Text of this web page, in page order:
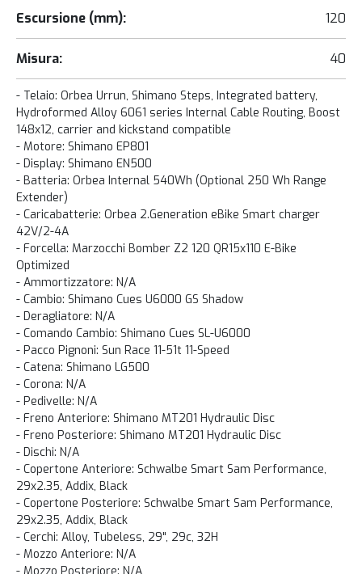
Escursione (mm): 120
Misura: 40
- Telaio: Orbea Urrun, Shimano Steps, Integrated battery,
Hydroformed Alloy 6061 series Internal Cable Routing, Boost
148x12, carrier and kickstand compatible
- Motore: Shimano EP801
- Display: Shimano EN500
- Batteria: Orbea Internal 540Wh (Optional 250 Wh Range
Extender)
- Caricabatterie: Orbea 2.Generation eBike Smart charger
42V/2-4A
- Forcella: Marzocchi Bomber Z2 120 QR15x110 E-Bike
Optimized
- Ammortizzatore: N/A
- Cambio: Shimano Cues U6000 GS Shadow
- Deragliatore: N/A
- Comando Cambio: Shimano Cues SL-U6000
- Pacco Pignoni: Sun Race 11-51t 11-Speed
- Catena: Shimano LG500
- Corona: N/A
- Pedivelle: N/A
- Freno Anteriore: Shimano MT201 Hydraulic Disc
- Freno Posteriore: Shimano MT201 Hydraulic Disc
- Dischi: N/A
- Copertone Anteriore: Schwalbe Smart Sam Performance,
29x2.35, Addix, Black
- Copertone Posteriore: Schwalbe Smart Sam Performance,
29x2.35, Addix, Black
- Cerchi: Alloy, Tubeless, 29", 29c, 32H
- Mozzo Anteriore: N/A